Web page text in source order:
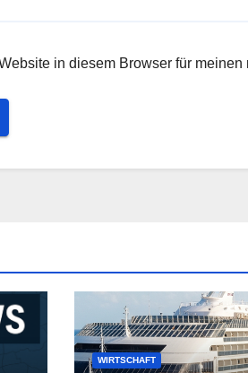
in diesem Browser für
WIRTSCHAFT